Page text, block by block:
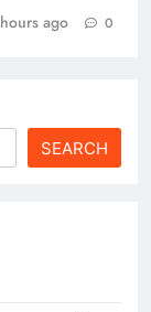
ago 0
SEARCH